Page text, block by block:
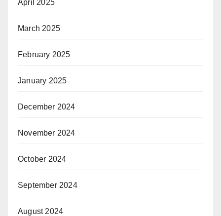
April 2025
March 2025
February 2025
January 2025
December 2024
November 2024
October 2024
September 2024
August 2024